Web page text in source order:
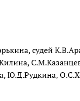
судей
Ю.Д.Рудкина,